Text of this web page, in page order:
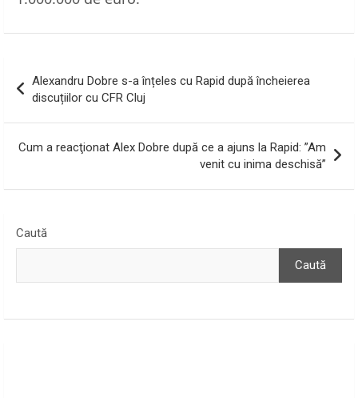
în
articole
Alexandru Dobre s-a înțeles cu Rapid după încheierea
discuțiilor cu CFR Cluj
Cum a reacţionat Alex Dobre după ce a ajuns la Rapid: ”Am
venit cu inima deschisă”
Caută
Caută